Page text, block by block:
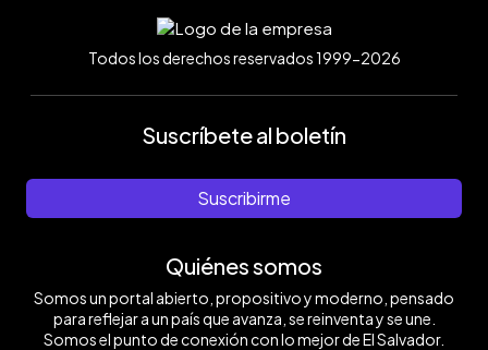
Todos los derechos reservados 1999-2026
Suscríbete al boletín
Suscribirme
Quiénes somos
Somos un portal abierto, propositivo y moderno, pensado
para reflejar a un país que avanza, se reinventa y se une.
Somos el punto de conexión con lo mejor de El Salvador.